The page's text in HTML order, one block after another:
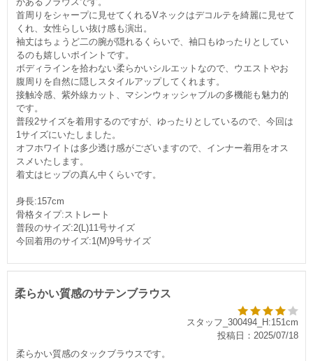
首周りをシャープに見せてくれるVネックはデコルテを綺麗に見せて
くれ、女性らしい抜け感も演出。
袖丈はちょうど二の腕が隠れるくらいで、袖口もゆったりとしてい
るのも嬉しいポイントです。
ボディラインを拾わない柔らかいシルエットなので、ウエストやお
腹周りを自然に隠しスタイルアップしてくれます。
接触冷感、紫外線カット、マシンウォッシャブルの多機能も魅力的
です。
普段2サイズを着用するのですが、ゆったりとしているので、今回は
1サイズにいたしました。
オフホワイトは多少透け感がございますので、インナー着用をオス
スメいたします。
着丈はヒップの真ん中くらいです。
身長:157cm
骨格タイプ:ストレート
普段のサイズ:2(L)11号サイズ
今回着用のサイズ:1(M)9号サイズ
柔らかい質感のサテンブラウス
スタッフ_300494_H:151cm
投稿日：2025/07/18
柔らかい質感のタックブラウスです。